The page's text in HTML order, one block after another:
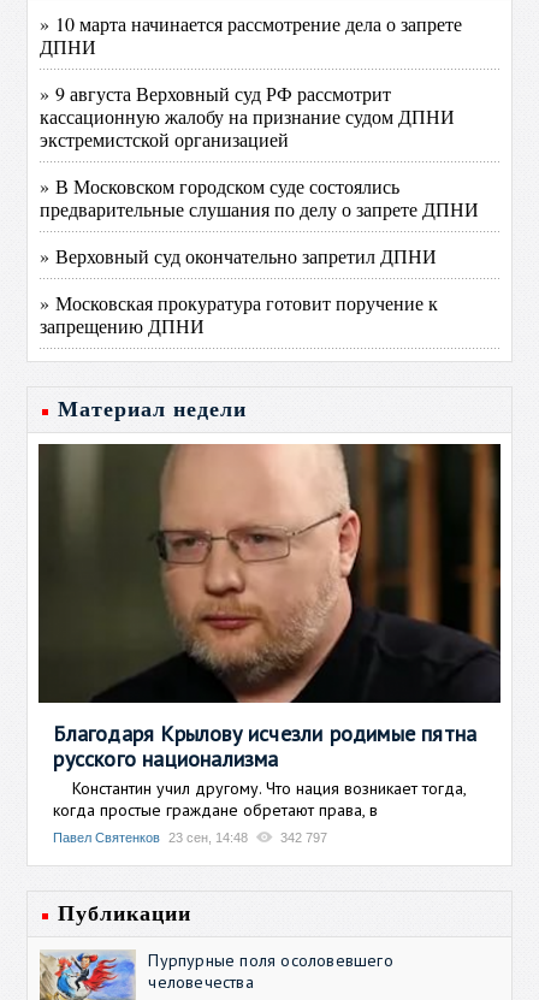
» 10 марта начинается рассмотрение дела о запрете
ДПНИ
» 9 августа Верховный суд РФ рассмотрит
кассационную жалобу на признание судом ДПНИ
экстремистской организацией
» В Московском городском суде состоялись
предварительные слушания по делу о запрете ДПНИ
» Верховный суд окончательно запретил ДПНИ
» Московская прокуратура готовит поручение к
запрещению ДПНИ
Материал недели
Благодаря Крылову исчезли родимые пятна
русского национализма
Константин учил другому. Что нация возникает тогда,
когда простые граждане обретают права, в
Павел Святенков 23 сен, 14:48 342 797
Публикации
Пурпурные поля осоловевшего
человечества